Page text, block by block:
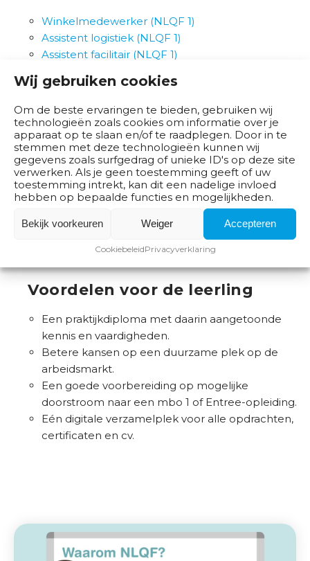
Wij gebruiken cookies
Om de beste ervaringen te bieden, gebruiken wij
technologieën zoals cookies om informatie over je
apparaat op te slaan en/of te raadplegen. Door in te
stemmen met deze technologieën kunnen wij
gegevens zoals surfgedrag of unieke ID's op deze site
verwerken. Als je geen toestemming geeft of uw
toestemming intrekt, kan dit een nadelige invloed
hebben op bepaalde functies en mogelijkheden.
Accepteren
Weiger
Bekijk voorkeuren
CookiebeleidPrivacyverklaring
Winkelmedewerker (NLQF 1)
Assistent logistiek (NLQF 1)
Assistent facilitair (NLQF 1)
Logistiek medewerker
Kassamedewerker
Verkoopmedewerker
Gebruik je ons digitale portfolio-systeem, dan vind je
de materialen voor deze kwalificaties in de
bibliotheek. Gebruik je ons digitale portfolio-systeem
nog niet, maar ben je wel geïnteresseerd? Neem dan
Antoinette Sonneveld
Voordelen voor de leerling
Een praktijkdiploma met daarin aangetoonde
kennis en vaardigheden.
Betere kansen op een duurzame plek op de
arbeidsmarkt.
Een goede voorbereiding op mogelijke
doorstroom naar een mbo 1 of Entree-opleiding.
Eén digitale verzamelplek voor alle opdrachten,
certificaten en cv.